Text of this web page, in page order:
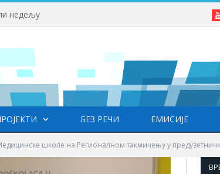
недељу
БЕЗ РЕЧИ ЕМИСИЈЕ
школе на Регионалном такмичењу у